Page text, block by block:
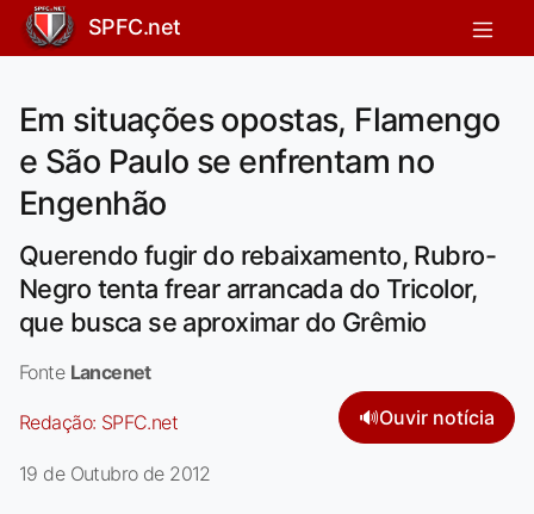
SPFC.net
Em situações opostas, Flamengo
e São Paulo se enfrentam no
Engenhão
Querendo fugir do rebaixamento, Rubro-
Negro tenta frear arrancada do Tricolor,
que busca se aproximar do Grêmio
Fonte Lancenet
Redação: SPFC.net 🔊Ouvir notícia
19 de Outubro de 2012